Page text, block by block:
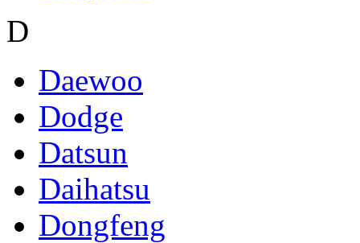
D
Daewoo
Dodge
Datsun
Daihatsu
Dongfeng